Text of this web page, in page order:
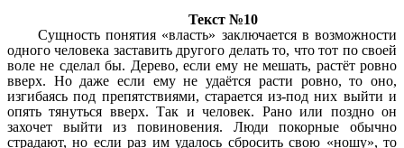
Текст №10
Сущность понятия «власть» заключается в возможности
одного человека заставить другого делать то, что тот по своей
воле не сделал бы. Дерево, если ему не мешать, растёт ровно
вверх. Но даже если ему не удаётся расти ровно, то оно,
изгибаясь под препятствиями, старается из-под них выйти и
опять тянуться вверх. Так и человек. Рано или поздно он
захочет выйти из повиновения. Люди покорные обычно
страдают, но если раз им удалось сбросить свою «ношу», то